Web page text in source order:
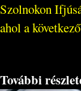
Szolnokon
ahol a
További